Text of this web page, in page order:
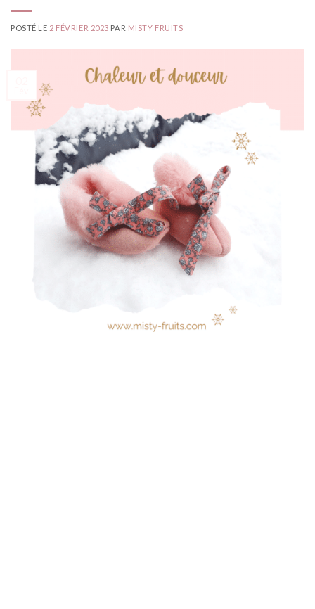
POSTÉ LE 2 FÉVRIER 2023 PAR MISTY FRUITS